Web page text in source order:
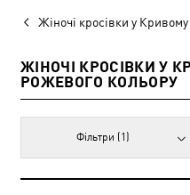
Жіночі кросівки у Кривому
ЖІНОЧІ КРОСІВКИ У
РОЖЕВОГО КОЛЬОРУ
Фільтри (1)